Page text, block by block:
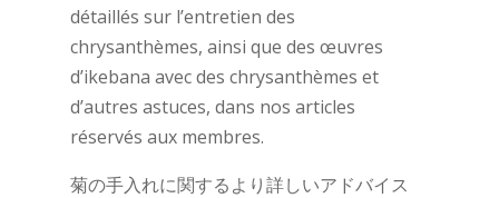
détaillés sur l’entretien des
chrysanthèmes, ainsi que des œuvres
d’ikebana avec des chrysanthèmes et
d’autres astuces, dans nos articles
réservés aux membres.
菊の手入れに関するより詳しいアドバイス